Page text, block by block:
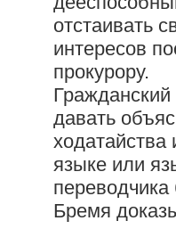
отстаивать
интересов
прокурору.
Гражданский
давать
языке или
Бремя